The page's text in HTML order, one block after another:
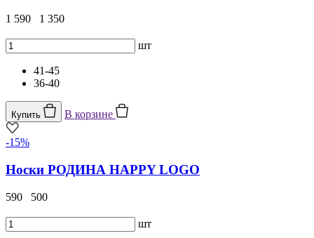
1 590 1 350
шт
41-45
36-40
Купить В корзине
-15%
Носки РОДИНА HAPPY LOGO
590 500
шт